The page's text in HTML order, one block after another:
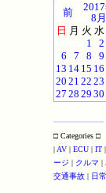
前
8月
日 月 火 水
1
2
6
7 8 9
13 14 15 16
20 21 22 23
27 28 29 30
□ Categories □
AV ECU IT
ージ
クルマ
交通事故
日常